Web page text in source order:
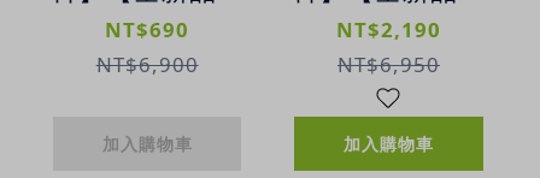
清特價】A6 蜂
翼專業電競耳機
3.5mm + USB
NT$690
NT$6,900
加入購物車
清特價】MC701
真無線耳機 | 雙
饋ANC降噪 | 藍
牙5.0
NT$2,190
NT$6,950
加入購物車